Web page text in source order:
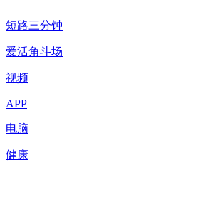
短路三分钟
爱活角斗场
视频
APP
电脑
健康